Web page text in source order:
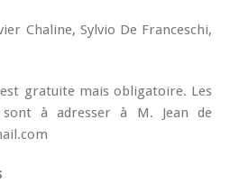
Chaline, Sylvio De Franceschi,
gratuite mais obligatoire. Les
sont à adresser à M. Jean de